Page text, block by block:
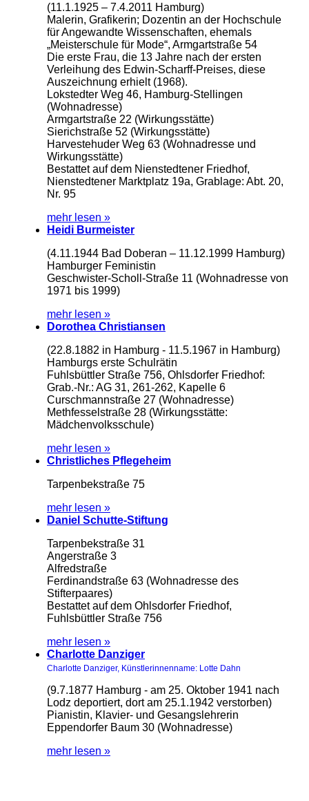
(11.1.1925 – 7.4.2011 Hamburg)
Malerin, Grafikerin; Dozentin an der Hochschule
für Angewandte Wissenschaften, ehemals
„Meisterschule für Mode“, Armgartstraße 54
Die erste Frau, die 13 Jahre nach der ersten
Verleihung des Edwin-Scharff-Preises, diese
Auszeichnung erhielt (1968).
Lokstedter Weg 46, Hamburg-Stellingen
(Wohnadresse)
Armgartstraße 22 (Wirkungsstätte)
Sierichstraße 52 (Wirkungsstätte)
Harvestehuder Weg 63 (Wohnadresse und
Wirkungsstätte)
Bestattet auf dem Nienstedtener Friedhof,
Nienstedtener Marktplatz 19a, Grablage: Abt. 20,
Nr. 95
mehr lesen »
Heidi Burmeister
(4.11.1944 Bad Doberan – 11.12.1999 Hamburg)
Hamburger Feministin
Geschwister-Scholl-Straße 11 (Wohnadresse von
1971 bis 1999)
mehr lesen »
Dorothea Christiansen
(22.8.1882 in Hamburg - 11.5.1967 in Hamburg)
Hamburgs erste Schulrätin
Fuhlsbüttler Straße 756, Ohlsdorfer Friedhof:
Grab.-Nr.: AG 31, 261-262, Kapelle 6
Curschmannstraße 27 (Wohnadresse)
Methfesselstraße 28 (Wirkungsstätte:
Mädchenvolksschule)
mehr lesen »
Christliches Pflegeheim
Tarpenbekstraße 75
mehr lesen »
Daniel Schutte-Stiftung
Tarpenbekstraße 31
Angerstraße 3
Alfredstraße
Ferdinandstraße 63 (Wohnadresse des
Stifterpaares)
Bestattet auf dem Ohlsdorfer Friedhof,
Fuhlsbüttler Straße 756
mehr lesen »
Charlotte Danziger
Charlotte Danziger, Künstlerinnenname: Lotte Dahn
(9.7.1877 Hamburg - am 25. Oktober 1941 nach
Lodz deportiert, dort am 25.1.1942 verstorben)
Pianistin, Klavier- und Gesangslehrerin
Eppendorfer Baum 30 (Wohnadresse)
mehr lesen »